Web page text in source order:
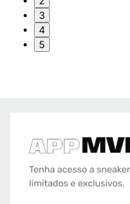
3
4
5